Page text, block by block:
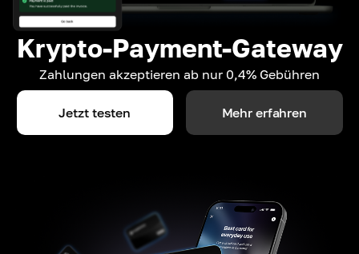
Krypto-Payment-Gateway
Zahlungen akzeptieren ab nur 0,4% Gebühren
Jetzt testen Mehr erfahren